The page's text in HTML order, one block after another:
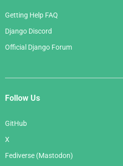
Getting Help FAQ
Django Discord
Official Django Forum
Follow Us
GitHub
X
Fediverse (Mastodon)